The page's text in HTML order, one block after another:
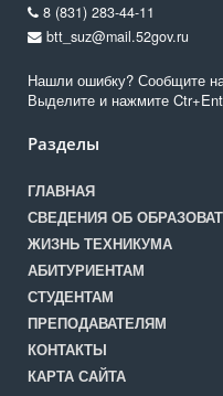
8 (831) 283-44-11
btt_suz@mail.52gov.ru
Нашли ошибку? Сообщите
Выделите и нажмите
Разделы
ГЛАВНАЯ
СВЕДЕНИЯ ОБ
ЖИЗНЬ ТЕХНИКУМА
АБИТУРИЕНТАМ
СТУДЕНТАМ
ПРЕПОДАВАТЕЛЯМ
КОНТАКТЫ
КАРТА САЙТА